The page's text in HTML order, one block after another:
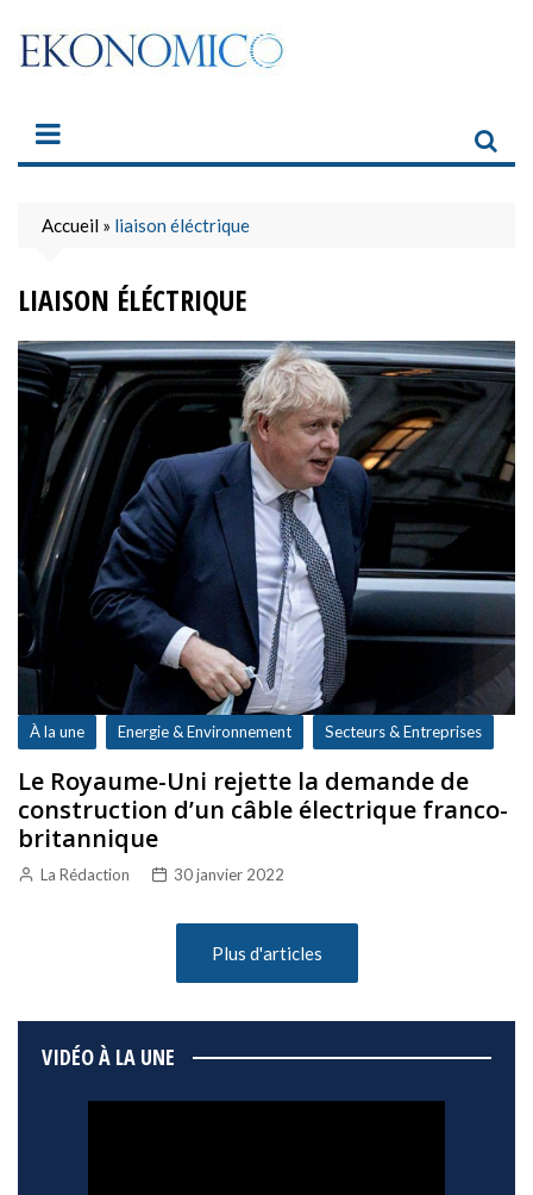
content
Accueil » liaison éléctrique
LIAISON ÉLÉCTRIQUE
À la une Energie & Environnement Secteurs & Entreprises
Le Royaume-Uni rejette la demande de
construction d’un câble électrique franco-
britannique
La Rédaction 30 janvier 2022
Plus d'articles
VIDÉO À LA UNE